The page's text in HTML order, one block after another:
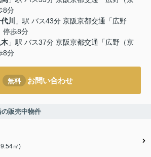
8分
川
」駅 バス43分 京阪京都交通「広野
停歩8分
」駅 バス37分 京阪京都交通「広野（京
8分
無料 お問い合わせ
販売中物件
㎡)